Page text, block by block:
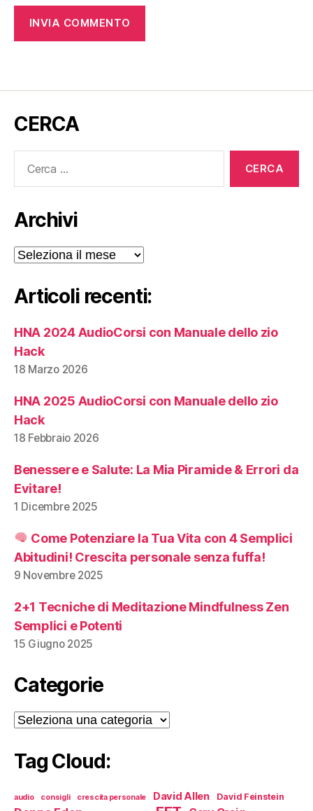
CERCA
Archivi
Archivi
Articoli recenti:
HNA 2024 AudioCorsi con Manuale dello zio
Hack
18 Marzo 2026
HNA 2025 AudioCorsi con Manuale dello zio
Hack
18 Febbraio 2026
Benessere e Salute: La Mia Piramide & Errori da
Evitare!
1 Dicembre 2025
Come Potenziare la Tua Vita con 4 Semplici
Abitudini! Crescita personale senza fuffa!
9 Novembre 2025
2+1 Tecniche di Meditazione Mindfulness Zen
Semplici e Potenti
15 Giugno 2025
Categorie
Categorie
Tag Cloud:
audio consigli crescita personale David Allen David Feinstein